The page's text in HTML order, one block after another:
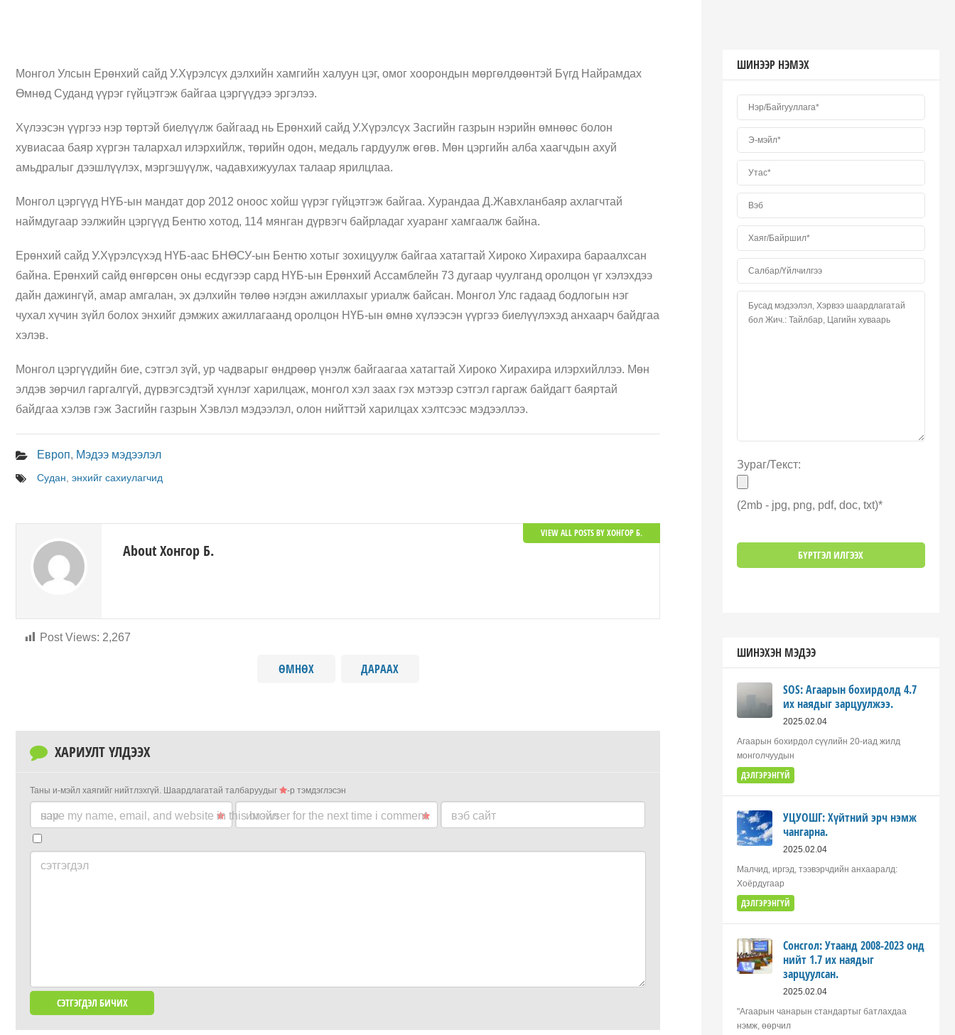
Монгол Улсын Ерөнхий сайд У.Хүрэлсүх дэлхийн хамгийн халуун цэг, омог хоорондын мөргөлдөөнтэй Бүгд Найрамдах
Өмнөд Суданд үүрэг гүйцэтгэж байгаа цэргүүдээ эргэлээ.
Хүлээсэн үүргээ нэр төртэй биелүүлж байгаад нь Ерөнхий сайд У.Хүрэлсүх Засгийн газрын нэрийн өмнөөс болон
хувиасаа баяр хүргэн талархал илэрхийлж, төрийн одон, медаль гардуулж өгөв. Мөн цэргийн алба хаагчдын ахуй
амьдралыг дээшлүүлэх, мэргэшүүлж, чадавхижуулах талаар ярилцлаа.
Монгол цэргүүд НҮБ-ын мандат дор 2012 оноос хойш үүрэг гүйцэтгэж байгаа. Хурандаа Д.Жавхланбаяр ахлагчтай
наймдугаар ээлжийн цэргүүд Бентю хотод, 114 мянган дүрвэгч байрладаг хуаранг хамгаалж байна.
Ерөнхий сайд У.Хүрэлсүхэд НҮБ-аас БНӨСУ-ын Бентю хотыг зохицуулж байгаа хатагтай Хироко Хирахира бараалхсан
байна. Ерөнхий сайд өнгөрсөн оны есдүгээр сард НҮБ-ын Ерөнхий Ассамблейн 73 дугаар чуулганд оролцон үг хэлэхдээ
дайн дажингүй, амар амгалан, эх дэлхийн төлөө нэгдэн ажиллахыг уриалж байсан. Монгол Улс гадаад бодлогын нэг
чухал хүчин зүйл болох энхийг дэмжих ажиллагаанд оролцон НҮБ-ын өмнө хүлээсэн үүргээ биелүүлэхэд анхаарч байдгаа
хэлэв.
Монгол цэргүүдийн бие, сэтгэл зүй, ур чадварыг өндрөөр үнэлж байгаагаа хатагтай Хироко Хирахира илэрхийллээ. Мөн
элдэв зөрчил гаргалгүй, дүрвэгсэдтэй хүнлэг харилцаж, монгол хэл заах гэх мэтээр сэтгэл гаргаж байдагт баяртай
байдгаа хэлэв гэж Засгийн газрын Хэвлэл мэдээлэл, олон нийттэй харилцах хэлтсээс мэдээллээ.
Post Views: 2,267
Европ, Мэдээ мэдээлэл
Судан энхийг сахиулагчид
About Хонгор Б.
VIEW ALL POSTS BY ХОНГОР Б.
ӨМНӨХ ДАРААХ
ХАРИУЛТ ҮЛДЭЭХ
Таны и-мэйл хаягийг нийтлэхгүй. Шаардлагатай талбаруудыг -р тэмдэглэсэн
нэр имэйл вэб сайт
save my name, email, and website in this browser for the next time i comment.
сэтгэгдэл
ШИНЭЭР НЭМЭХ
Зураг/Текст:
(2mb - jpg, png, pdf, doc, txt)*
ШИНЭХЭН МЭДЭЭ
SOS: Агаарын бохирдолд 4.7
их наядыг зарцуулжээ.
2025.02.04
Агаарын бохирдол сүүлийн 20-иад жилд
монголчуудын
ДЭЛГЭРЭНГҮЙ
УЦУОШГ: Хүйтний эрч нэмж
чангарна.
2025.02.04
Малчид, иргэд, тээвэрчдийн анхааралд:
Хоёрдугаар
ДЭЛГЭРЭНГҮЙ
Сонсгол: Утаанд 2008-2023 онд
нийт 1.7 их наядыг
зарцуулсан.
2025.02.04
"Агаарын чанарын стандартыг батлахдаа
нэмж, өөрчил